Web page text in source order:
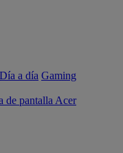
Día a día Gaming
de pantalla Acer